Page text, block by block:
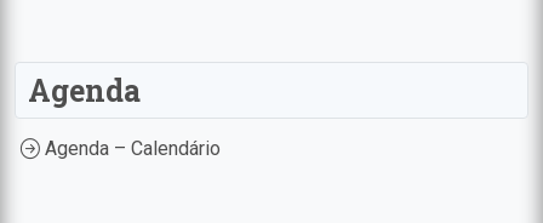
Agenda
Agenda – Calendário